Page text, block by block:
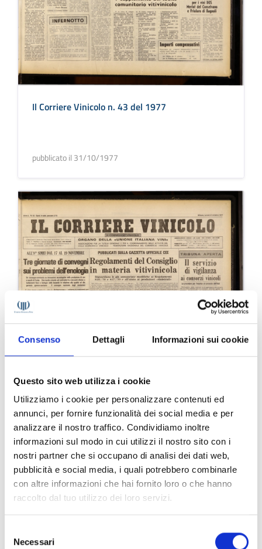
Consenso Dettagli Informazioni sui cookie
Questo sito web utilizza i cookie
Utilizziamo i cookie per personalizzare contenuti ed
annunci, per fornire funzionalità dei social media e per
analizzare il nostro traffico. Condividiamo inoltre
informazioni sul modo in cui utilizzi il nostro sito con i
nostri partner che si occupano di analisi dei dati web,
pubblicità e social media, i quali potrebbero combinarle
con altre informazioni che hai fornito loro o che hanno
raccolto dal tuo utilizzo dei loro servizi.
delNecessari
Il Corriere Vinicolo n. 43 del 1977
pubblicato il 31/10/1977